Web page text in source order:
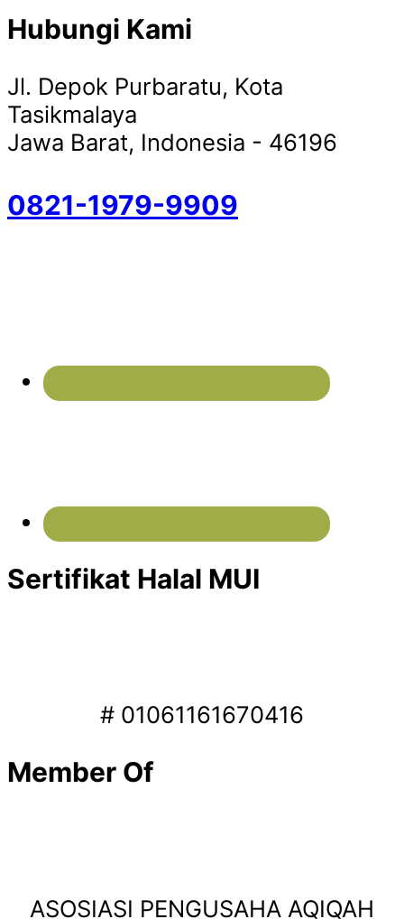
Hubungi Kami
Jl. Depok Purbaratu, Kota
Tasikmalaya
Jawa Barat, Indonesia - 46196
0821-1979-9909
Sertifikat Halal MUI
# 01061161670416
Member Of
ASOSIASI PENGUSAHA AQIQAH